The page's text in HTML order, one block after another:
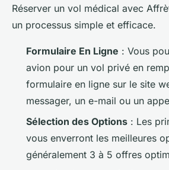
Réserver un vol médical avec
un processus simple et efficace.
Formulaire En Ligne : Vous
avion pour un vol privé en
formulaire en ligne sur le site
messager, un e-mail ou un
Sélection des Options : Les
vous enverront les meilleures
généralement 3 à 5 offres